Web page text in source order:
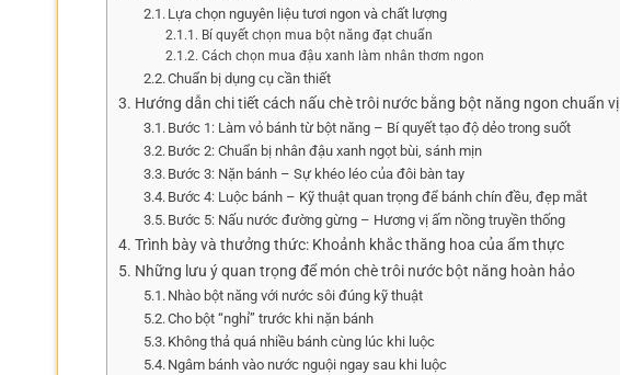
Lựa chọn nguyên liệu tươi ngon và chất lượng
Bí quyết chọn mua bột năng đạt chuẩn
Cách chọn mua đậu xanh làm nhân thơm ngon
Chuẩn bị dụng cụ cần thiết
Hướng dẫn chi tiết cách nấu chè trôi nước bằng bột năng ngon chuẩn vị
Bước 1: Làm vỏ bánh từ bột năng – Bí quyết tạo độ dẻo trong suốt
Bước 2: Chuẩn bị nhân đậu xanh ngọt bùi, sánh mịn
Bước 3: Nặn bánh – Sự khéo léo của đôi bàn tay
Bước 4: Luộc bánh – Kỹ thuật quan trọng để bánh chín đều, đẹp mắt
Bước 5: Nấu nước đường gừng – Hương vị ấm nồng truyền thống
Trình bày và thưởng thức: Khoảnh khắc thăng hoa của ẩm thực
Những lưu ý quan trọng để món chè trôi nước bột năng hoàn hảo
Nhào bột năng với nước sôi đúng kỹ thuật
Cho bột “nghỉ” trước khi nặn bánh
Không thả quá nhiều bánh cùng lúc khi luộc
Ngâm bánh vào nước nguội ngay sau khi luộc